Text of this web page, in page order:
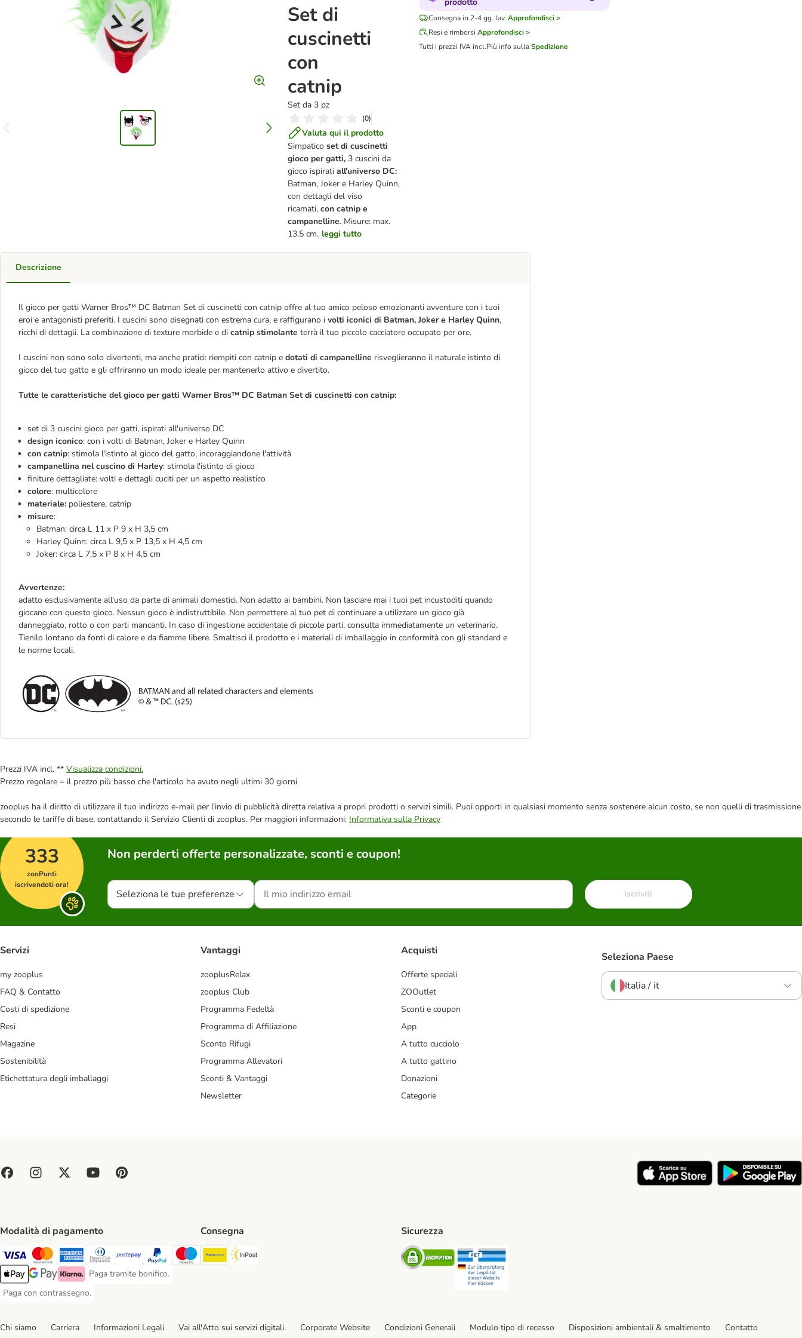
Set di
cuscinetti
con
catnip
Set da 3 pz
(0)
Valuta qui il prodotto
Simpatico set di cuscinetti
gioco per gatti,3 cuscini da
gioco ispiratiall'universo DC:
Batman, Joker e Harley Quinn,
con dettagli del viso
ricamati, con catnip e
campanelline. Misure: max.
13,5 cm. leggi tutto
Consegna in 2-4 gg. lav. Approfondisci >
Resi e rimborsi Approfondisci >
Tutti i prezzi IVA incl.Più info sullaSpedizione
Descrizione
Il gioco per gatti Warner Bros™ DC Batman Set di cuscinetti con catnip offre al tuo amico peloso emozionanti avventure con i tuoi
eroi e antagonisti preferiti. I cuscini sono disegnati con estrema cura, e raffigurano i volti iconici di Batman, Joker e Harley Quinn,
ricchi di dettagli. La combinazione di texture morbide e di catnip stimolante terrà il tuo piccolo cacciatore occupato per ore.
I cuscini non sono solo divertenti, ma anche pratici: riempiti con catnip e dotati di campanelline risveglieranno il naturale istinto di
gioco del tuo gatto e gli offriranno un modo ideale per mantenerlo attivo e divertito.
Tutte le caratteristiche del gioco per gatti Warner Bros™ DC Batman Set di cuscinetti con catnip:
set di 3 cuscini gioco per gatti, ispirati all'universo DC
design iconico: con i volti di Batman, Joker e Harley Quinn
con catnip: stimola l'istinto al gioco del gatto, incoraggiandone l'attività
campanellina nel cuscino di Harley: stimola l'istinto di gioco
finiture dettagliate: volti e dettagli cuciti per un aspetto realistico
colore: multicolore
materiale: poliestere, catnip
misure:
Batman: circa L 11 x P 9 x H 3,5 cm
Harley Quinn: circa L 9,5 x P 13,5 x H 4,5 cm
Joker: circa L 7,5 x P 8 x H 4,5 cm
Avvertenze:
adatto esclusivamente all'uso da parte di animali domestici. Non adatto ai bambini. Non lasciare mai i tuoi pet incustoditi quando
giocano con questo gioco. Nessun gioco è indistruttibile. Non permettere al tuo pet di continuare a utilizzare un gioco già
danneggiato, rotto o con parti mancanti. In caso di ingestione accidentale di piccole parti, consulta immediatamente un veterinario.
Tienilo lontano da fonti di calore e da fiamme libere. Smaltisci il prodotto e i materiali di imballaggio in conformità con gli standard e
le norme locali.
Prezzi IVA incl. ** Visualizza condizioni.
Prezzo regolare = il prezzo più basso che l'articolo ha avuto negli ultimi 30 giorni
zooplus ha il diritto di utilizzare il tuo indirizzo e-mail per l'invio di pubblicità diretta relativa a propri prodotti o servizi simili. Puoi opporti in qualsiasi momento senza sostenere alcun costo, se non quelli di trasmissione
secondo le tariffe di base, contattando il Servizio Clienti di zooplus. Per maggiori informazioni: Informativa sulla Privacy
333
zooPunti
iscrivendoti ora!
Non perderti offerte personalizzate, sconti e coupon!
Seleziona le tue preferenze Iscriviti
Servizi
my zooplus
FAQ & Contatto
Costi di spedizione
Resi
Magazine
Sostenibilità
Etichettatura degli imballaggi
Vantaggi
zooplusRelax
zooplus Club
Programma Fedeltà
Programma di Affiliazione
Sconto Rifugi
Programma Allevatori
Sconti & Vantaggi
Newsletter
Acquisti
Offerte speciali
ZOOutlet
Sconti e coupon
App
A tutto cucciolo
A tutto gattino
Donazioni
Categorie
Seleziona Paese
Italia / it
Modalità di pagamento
Paga con Visa. Payment Method
Paga con Mastercard. Payment Method
Paga con American Express. Payment Method
Paga con Diners Club. Payment Method
Paga con Postepay. Payment Method
Paga con PayPal. Payment Method
Paga con Maestro. Payment Method
Apple Pay Payment Method
Google Pay Payment Method
Klarna Payment Method
Paga tramite bonifico.
Paga tramite bonifico. Payment Method
Paga con contrassegno.
Paga con contrassegno. Payment Method
Consegna
Poste Italiane. Shipping Method
Sicurezza
Security
Chi siamo Carriera Informazioni Legali Vai all'Atto sui servizi digitali. Corporate Website Condizioni Generali Modulo tipo di recesso Disposizioni ambientali & smaltimento Contatto